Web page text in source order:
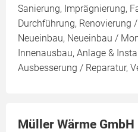
Sanierung, Imprägnierung,
Durchführung, Renovierung
Neueinbau, Neueinbau /
Innenausbau, Anlage &
Ausbesserung / Reparatur,
Müller Wärme GmbH